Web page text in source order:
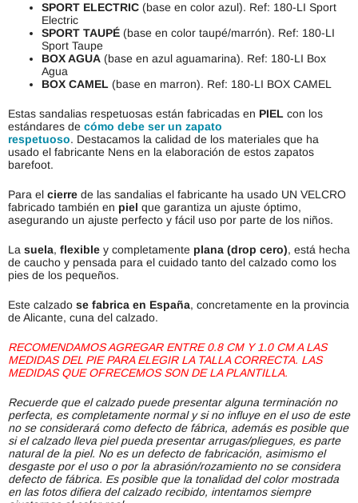
SPORT ELECTRIC (base en color azul). Ref: 180-LI Sport
Electric
SPORT TAUPÉ (base en color taupé/marrón). Ref: 180-LI
Sport Taupe
BOX AGUA (base en azul aguamarina). Ref: 180-LI Box
Agua
BOX CAMEL (base en marron). Ref: 180-LI BOX CAMEL
Estas sandalias respetuosas están fabricadas en PIEL con los
estándares de cómo debe ser un zapato
respetuoso. Destacamos la calidad de los materiales que ha
usado el fabricante Nens en la elaboración de estos zapatos
barefoot.
Para el cierre de las sandalias el fabricante ha usado UN VELCRO
fabricado también en piel que garantiza un ajuste óptimo,
asegurando un ajuste perfecto y fácil uso por parte de los niños.
La suela, flexible y completamente plana (drop cero), está hecha
de caucho y pensada para el cuidado tanto del calzado como los
pies de los pequeños.
Este calzado se fabrica en España, concretamente en la provincia
de Alicante, cuna del calzado.
RECOMENDAMOS AGREGAR ENTRE 0.8 CM Y 1.0 CM A LAS
MEDIDAS DEL PIE PARA ELEGIR LA TALLA CORRECTA. LAS
MEDIDAS QUE OFRECEMOS SON DE LA PLANTILLA.
Recuerde que el calzado puede presentar alguna terminación no
perfecta, es completamente normal y si no influye en el uso de este
no se considerará como defecto de fábrica, además es posible que
si el calzado lleva piel pueda presentar arrugas/pliegues, es parte
natural de la piel. No es un defecto de fabricación, asimismo el
desgaste por el uso o por la abrasión/rozamiento no se considera
defecto de fábrica. Es posible que la tonalidad del color mostrada
en las fotos difiera del calzado recibido, intentamos siempre